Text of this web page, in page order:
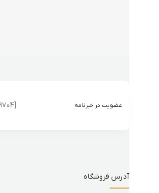
خرید
عضویت در خبرنامه [mc4wp_form id=9704]
آدرس فروشگاه